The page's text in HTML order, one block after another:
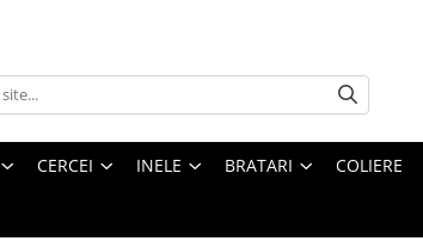
CERCEI INELE BRATARI COLIERE